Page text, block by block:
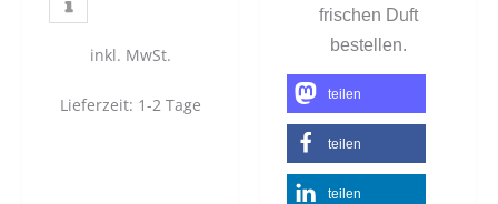
inkl. MwSt.
Lieferzeit: 1-2 Tage
frischen Duft
bestellen.
teilen
teilen
teilen